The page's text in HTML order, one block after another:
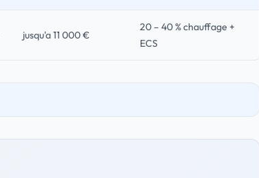
jusqu'a 11 000 €
20 – 40 % chauffage +
ECS